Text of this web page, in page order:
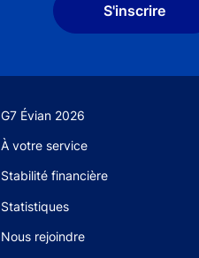
S'inscrire
G7 Évian 2026
À votre service
Stabilité financière
Statistiques
Nous rejoindre